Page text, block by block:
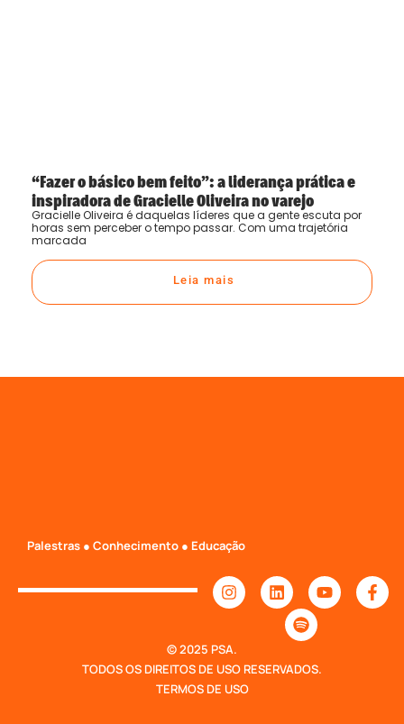
“Fazer o básico bem feito”: a liderança prática e
inspiradora de Gracielle Oliveira no varejo
Gracielle Oliveira é daquelas líderes que a gente escuta por
horas sem perceber o tempo passar. Com uma trajetória
marcada
Leia mais
Palestras ● Conhecimento ● Educação
© 2025 PSA.
TODOS OS DIREITOS DE USO RESERVADOS.
TERMOS DE USO